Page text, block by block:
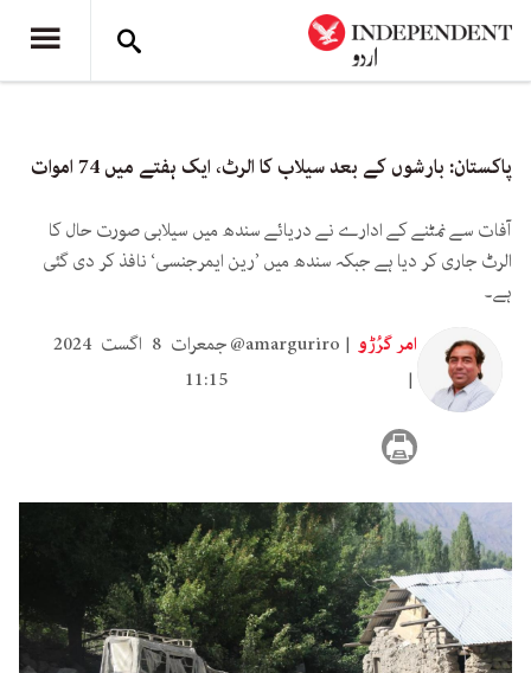
پاکستان: بارشوں کے بعد سیلاب کا الرٹ، ایک ہفتے میں 74 اموات
آفات سے نمٹنے کے ادارے نے دریائے سندھ میں سیلابی صورت حال کا
الرٹ جاری کر دیا ہے جبکہ سندھ میں ’رین ایمرجنسی‘ نافذ کر دی گئی
ہے۔
امر گرُڑو
@amarguriro
جمعرات 8 اگست 2024
11:15